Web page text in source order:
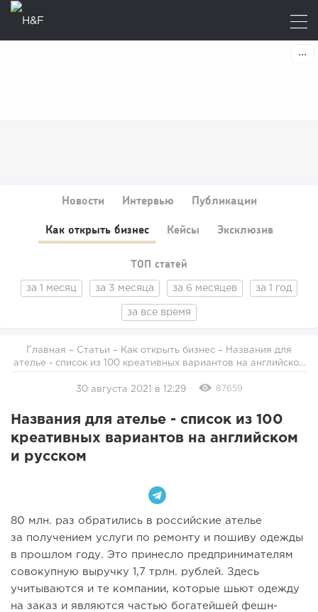
Новости Интервью Публикации
Как открыть бизнес Кейсы Эксклюзив
ТОП статей
за 1 месяц за 3 месяца за 6 месяцев за 1 год
за все время
Главная – Статьи – Как открыть бизнес
ателье - список из 100 креативных вариантов на английском
30 августа 2021 в 12:29
87659
Названия для ателье - список из 100
креативных вариантов на английском
и русском
80 млн. раз обратились в российские ателье
за получением услуги по ремонту и пошиву одежды
в прошлом году. Это принесло предпринимателям
совокупную выручку 1,7 трлн. рублей. Здесь
учитываются и те компании, которые шьют одежду
на заказ и являются частью богатейшей фешн-